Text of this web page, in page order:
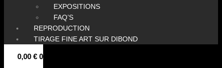
EXPOSITIONS
FAQ’S
REPRODUCTION
TIRAGE FINE ART SUR DIBOND
0,00 € 0